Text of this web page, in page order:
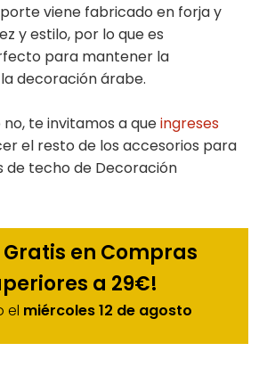
viene fabricado en forja y
y estilo, por lo que es
para mantener la
decoración árabe.
no, te invitamos a queingreses
el resto de los accesorios para
de techo de Decoración
Gratis en Compras
a 29€!
el miércoles 12 de agosto